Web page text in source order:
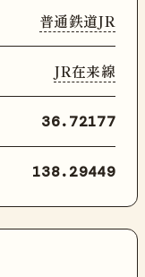
普通鉄道JR
JR在来線
36.72177
138.29449